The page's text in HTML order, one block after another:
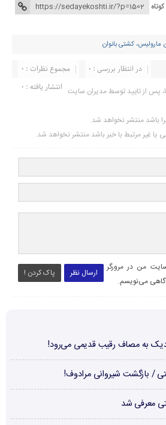
مارولیس، کشتی بانوان
مجموع نظرات : 0
در انتظار بررسی : 0
انتشار یافته : ۰ پس از تایید توسط مدیران سایت
باشد منتشر نخواهد شد.
یا غیر مرتبط با خبر باشد منتشر نخواهد شد.
ارسال نظر پاک کردن !
من در مرورگر
می‌نویسم.
به مصاف رقیب قدیمی می‌رود!
/ بازگشت شیروانی مرادوف!
معرفی شد